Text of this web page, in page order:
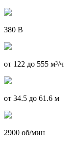
380 В
от 122 до 555 м³/ч
от 34.5 до 61.6 м
2900 об/мин